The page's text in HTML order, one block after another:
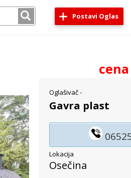
Postavi Oglas
Oglašivač -
Gavra plast
Lokacija
Osečina